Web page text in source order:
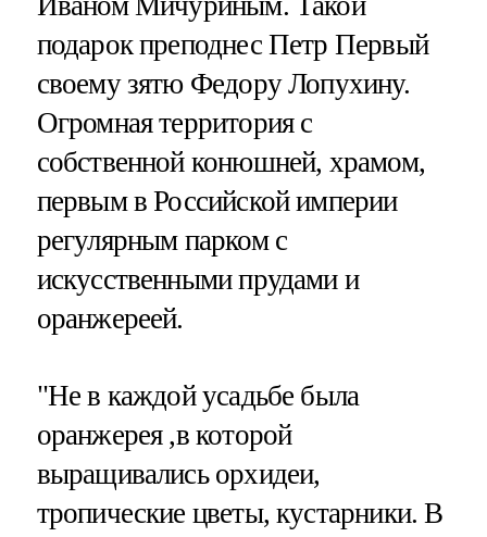
подарок преподнес Петр Первый
своему зятю Федору Лопухину.
Огромная территория с
собственной конюшней, храмом,
первым в Российской империи
регулярным парком с
искусственными прудами и
оранжереей.
"Не в каждой усадьбе была
оранжерея ,в которой
выращивались орхидеи,
тропические цветы, кустарники. В